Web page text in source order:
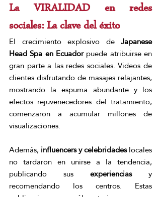
La VIRALIDAD en redes
sociales: La clave del éxito
El crecimiento explosivo de Japanese
Head Spa en Ecuador puede atribuirse en
gran parte a las redes sociales. Videos de
clientes disfrutando de masajes relajantes,
mostrando la espuma abundante y los
efectos rejuvenecedores del tratamiento,
comenzaron a acumular millones de
visualizaciones.
Además, influencers y celebridades locales
no tardaron en unirse a la tendencia,
publicando sus experiencias y
recomendando los centros. Estas